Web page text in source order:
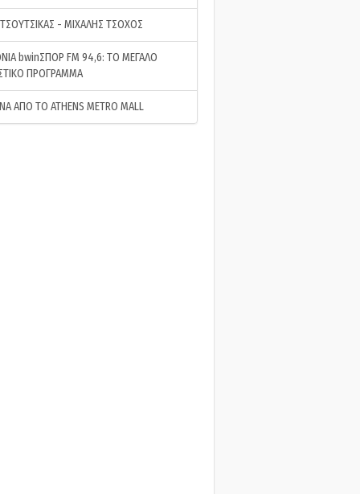
- ΜΙΧΑΛΗΣ ΤΣΟΧΟΣ
bwinΣΠΟΡ FM 94,6: ΤΟ ΜΕΓΑΛΟ
ΠΡΟΓΡΑΜΜΑ
ΑΠΟ ΤΟ ATHENS METRO MALL